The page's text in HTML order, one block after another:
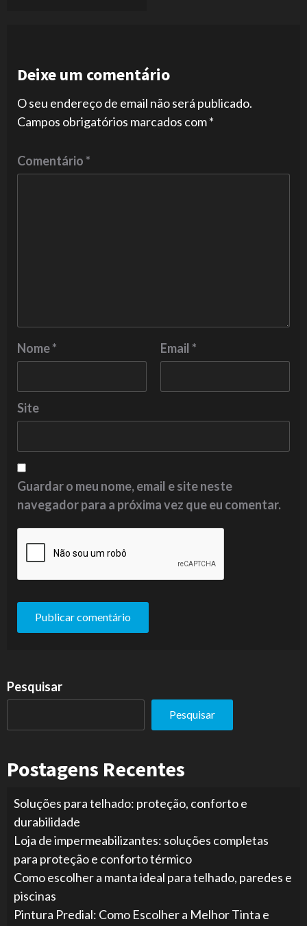
Deixe um comentário
O seu endereço de email não será publicado.
Campos obrigatórios marcados com*
Comentário*
Nome* Email*
Site
Guardar o meu nome, email e site neste
navegador para a próxima vez que eu comentar.
Pesquisar
Pesquisar
Postagens Recentes
Soluções para telhado: proteção, conforto e
durabilidade
Loja de impermeabilizantes: soluções completas
para proteção e conforto térmico
Como escolher a manta ideal para telhado, paredes e
piscinas
Pintura Predial: Como Escolher a Melhor Tinta e